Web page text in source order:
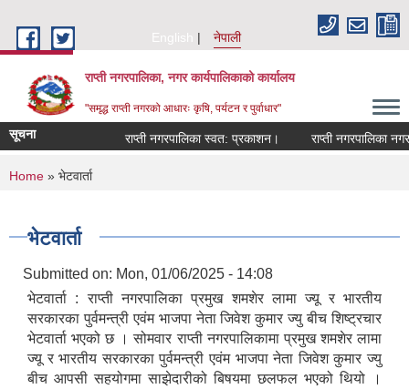
English
नेपाली
राप्ती नगरपालिका, नगर कार्यपालिकाको कार्यालय
"समृद्ध राप्ती नगरको आधारः कृषि, पर्यटन र पुर्वाधार"
सूचना राप्ती नगरपालिका स्वत: प्रकाशन। राप्ती नगरपालिका
You are here
Home » भेटवार्ता
भेटवार्ता
Submitted on: Mon, 01/06/2025 - 14:08
भेटवार्ता : राप्ती नगरपालिका प्रमुख शमशेर लामा ज्यू र भारतीय
सरकारका पुर्वमन्त्री एवंम भाजपा नेता जिवेश कुमार ज्यु बीच शिष्ट्रचार
भेटवार्ता भएको छ । सोमवार राप्ती नगरपालिकामा प्रमुख शमशेर लामा
ज्यू र भारतीय सरकारका पुर्वमन्त्री एवंम भाजपा नेता जिवेश कुमार ज्यु
बीच आपसी सहयोगमा साझेदारीको बिषयमा छलफल भएको थियो ।